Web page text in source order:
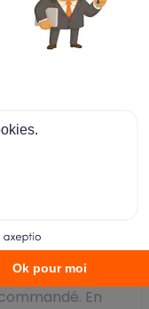
les
?
immobilier
Il n’y a
même
En